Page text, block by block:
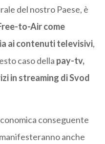
del nostro Paese, è
to-Air come
ai contenuti televisivi,
caso della pay-tv,
in streaming di Svod
conseguente
anche